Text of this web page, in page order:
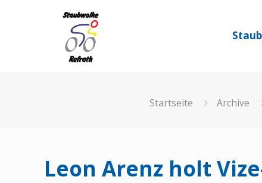
Startseite Archive
Leon Arenz holt